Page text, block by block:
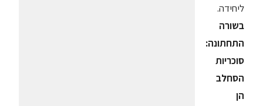
ליחידה.
בשורה
התחתונה:
סוכריות
הסחלב
הן